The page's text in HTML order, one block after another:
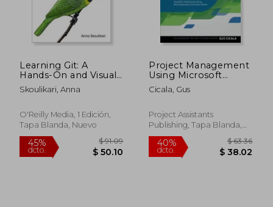
Learning Git: A
Hands-On and Visual
Guide to the Basics of
git (en Inglés)
Skoulikari, Anna
O'Reilly Media, 1 Edición,
Tapa Blanda, Nuevo
Project Management
Using Microsoft
Project 2013: A
Training and
Project Managers
Using Standard,
Web Application and
Project Online (en
Cicala, Gus
Project Assistants
Publishing, Tapa Blanda,
Nuevo